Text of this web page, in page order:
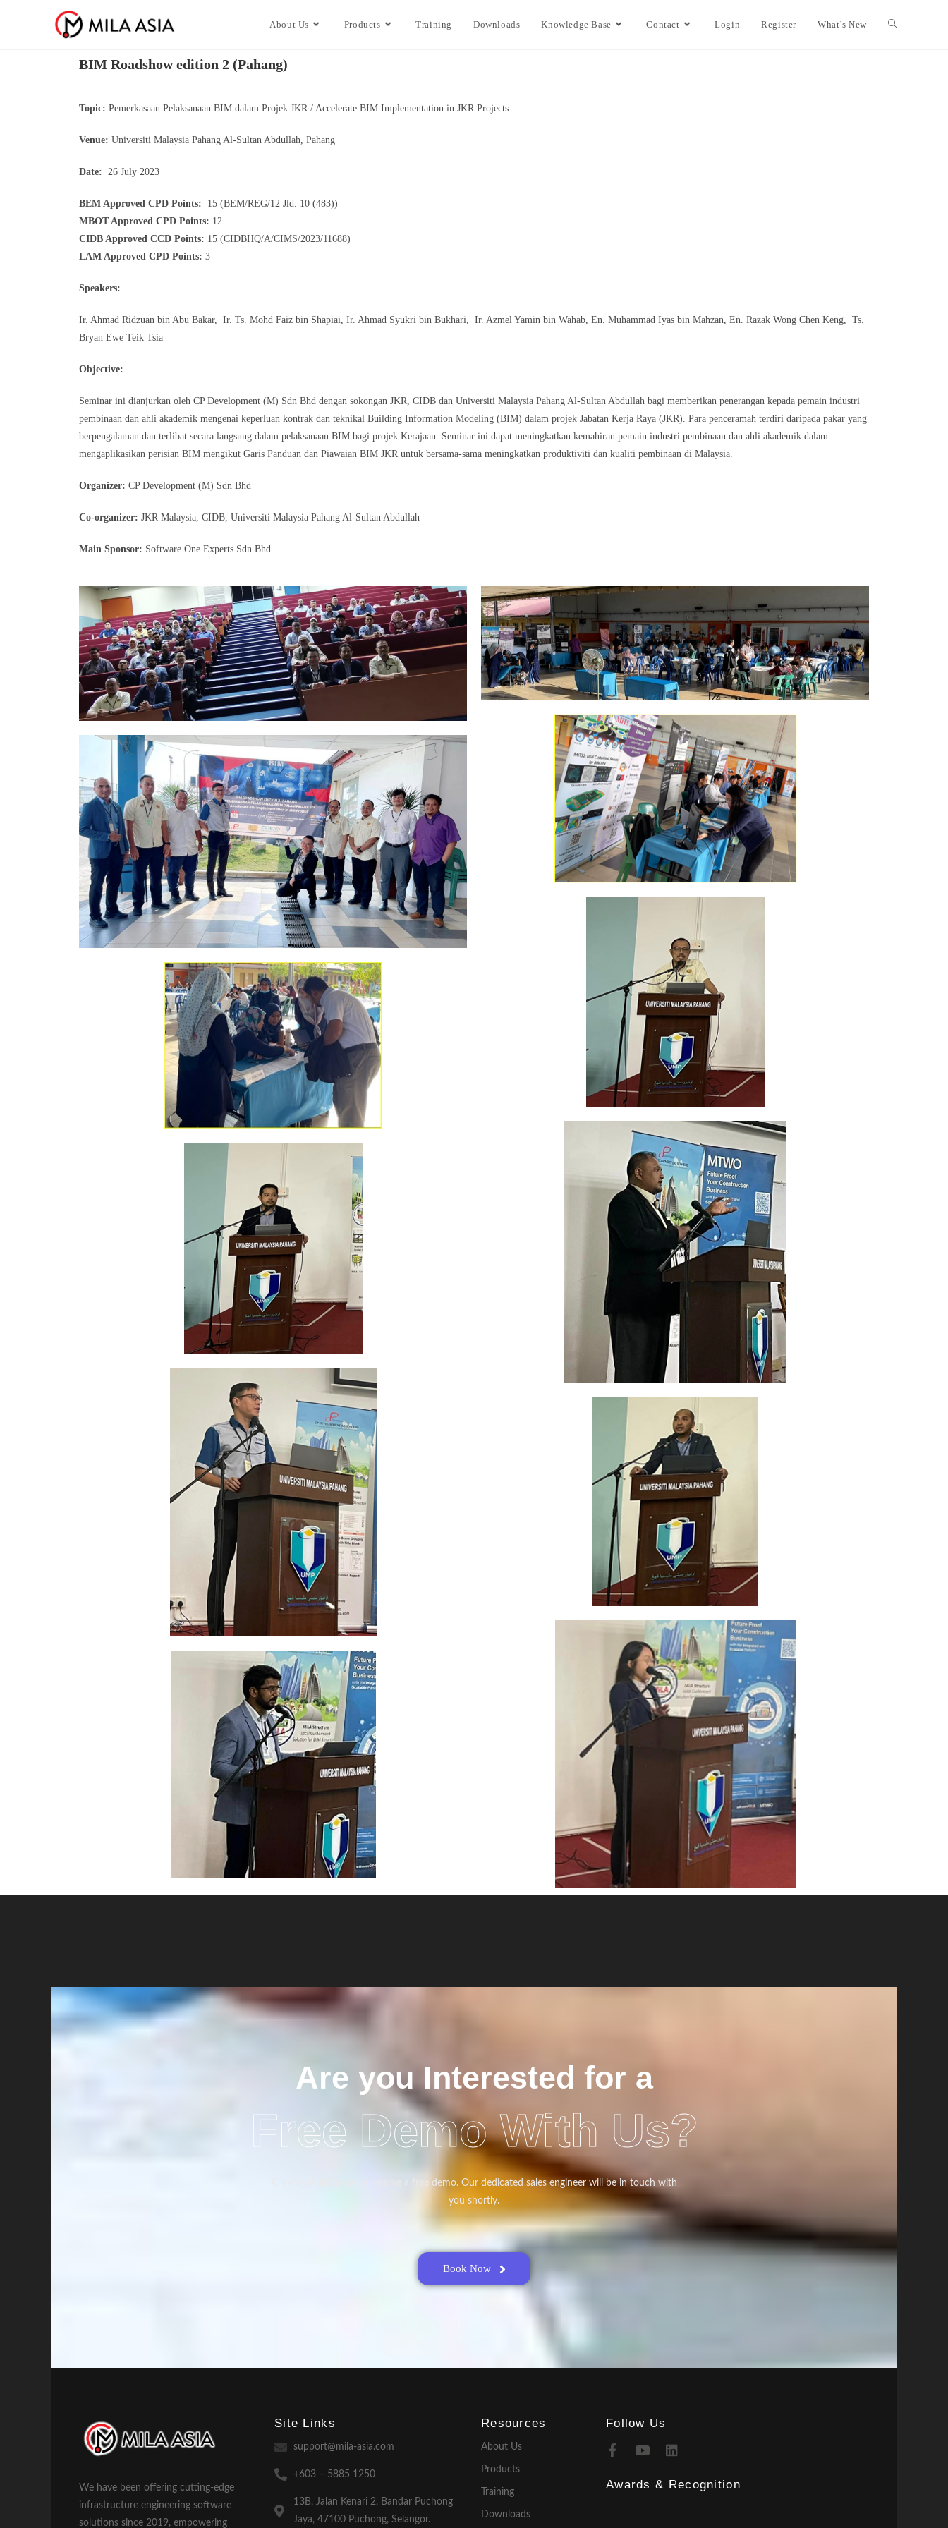
About Us Products Training Downloads Knowledge Base Contact Login Register What’s New
BIM Roadshow edition 2 (Pahang)
Topic: Pemerkasaan Pelaksanaan BIM dalam Projek JKR / Accelerate BIM Implementation in JKR Projects
Venue: Universiti Malaysia Pahang Al-Sultan Abdullah, Pahang
Date: 26 July 2023
BEM Approved CPD Points: 15 (BEM/REG/12 Jld. 10 (483))
MBOT Approved CPD Points: 12
CIDB Approved CCD Points: 15 (CIDBHQ/A/CIMS/2023/11688)
LAM Approved CPD Points: 3
Speakers:
Ir. Ahmad Ridzuan bin Abu Bakar, Ir. Ts. Mohd Faiz bin Shapiai, Ir. Ahmad Syukri bin Bukhari, Ir. Azmel Yamin bin Wahab, En. Muhammad Iyas bin Mahzan, En. Razak Wong Chen Keng, Ts.
Bryan Ewe Teik Tsia
Objective:
Seminar ini dianjurkan oleh CP Development (M) Sdn Bhd dengan sokongan JKR, CIDB dan Universiti Malaysia Pahang Al-Sultan Abdullah bagi memberikan penerangan kepada pemain industri
pembinaan dan ahli akademik mengenai keperluan kontrak dan teknikal Building Information Modeling (BIM) dalam projek Jabatan Kerja Raya (JKR). Para penceramah terdiri daripada pakar yang
berpengalaman dan terlibat secara langsung dalam pelaksanaan BIM bagi projek Kerajaan. Seminar ini dapat meningkatkan kemahiran pemain industri pembinaan dan ahli akademik dalam
mengaplikasikan perisian BIM mengikut Garis Panduan dan Piawaian BIM JKR untuk bersama-sama meningkatkan produktiviti dan kualiti pembinaan di Malaysia.
Organizer: CP Development (M) Sdn Bhd
Co-organizer: JKR Malaysia, CIDB, Universiti Malaysia Pahang Al-Sultan Abdullah
Main Sponsor: Software One Experts Sdn Bhd
Are you Interested for a
Free Demo With Us?
Click the link below to reserve a free demo. Our dedicated sales engineer will be in touch with
you shortly.
Book Now
We have been offering cutting-edge
infrastructure engineering software
solutions since 2019, empowering
Site Links
support@mila-asia.com
+603 – 5885 1250
13B, Jalan Kenari 2, Bandar Puchong
Jaya, 47100 Puchong, Selangor.
Resources
About Us
Products
Training
Downloads
Follow Us
Awards & Recognition